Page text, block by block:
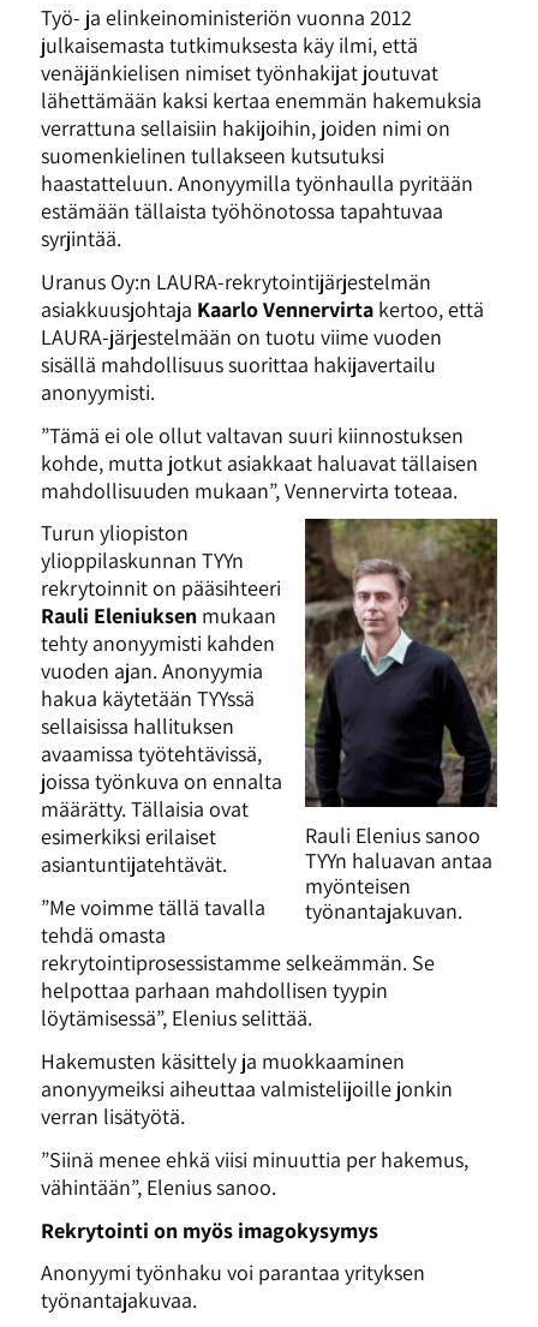
Työ- ja elinkeinoministeriön vuonna 2012
julkaisemasta tutkimuksesta käy ilmi, että
venäjänkielisen nimiset työnhakijat joutuvat
lähettämään kaksi kertaa enemmän hakemuksia
verrattuna sellaisiin hakijoihin, joiden nimi on
suomenkielinen tullakseen kutsutuksi
haastatteluun. Anonyymilla työnhaulla pyritään
estämään tällaista työhönotossa tapahtuvaa
syrjintää.
Uranus Oy:n LAURA-rekrytointijärjestelmän
asiakkuusjohtaja Kaarlo Vennervirtakertoo, että
LAURA-järjestelmään on tuotu viime vuoden
sisällä mahdollisuus suorittaa hakijavertailu
anonyymisti.
”Tämä ei ole ollut valtavan suuri kiinnostuksen
kohde, mutta jotkut asiakkaat haluavat tällaisen
mahdollisuuden mukaan”, Vennervirta toteaa.
Rauli Elenius sanoo
TYYn haluavan antaa
myönteisen
työnantajakuvan.
Turun yliopiston
ylioppilaskunnan TYYn
rekrytoinnit on pääsihteeri
Rauli Eleniuksenmukaan
tehty anonyymisti kahden
vuoden ajan. Anonyymia
hakua käytetään TYYssä
sellaisissa hallituksen
avaamissa työtehtävissä,
joissa työnkuva on ennalta
määrätty. Tällaisia ovat
esimerkiksi erilaiset
asiantuntijatehtävät.
”Me voimme tällä tavalla
tehdä omasta
rekrytointiprosessistamme selkeämmän. Se
helpottaa parhaan mahdollisen tyypin
löytämisessä”, Elenius selittää.
Hakemusten käsittely ja muokkaaminen
anonyymeiksi aiheuttaa valmistelijoille jonkin
verran lisätyötä.
”Siinä menee ehkä viisi minuuttia per hakemus,
vähintään”, Elenius sanoo.
Rekrytointi on myös imagokysymys
Anonyymi työnhaku voi parantaa yrityksen
työnantajakuvaa.